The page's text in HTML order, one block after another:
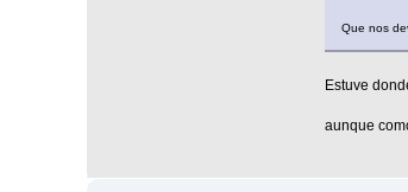
Que nos
Estuve
aunque